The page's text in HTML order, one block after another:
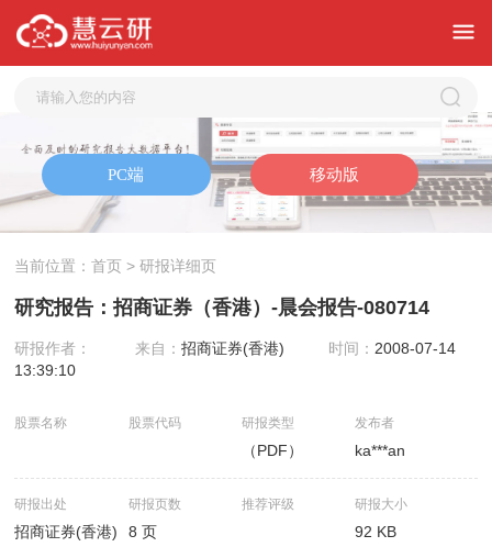
当前位置：首页 > 研报详细页
研究报告：招商证券（香港）-晨会报告-080714
研报作者： 来自：招商证券(香港) 时间： 2008-07-14
13:39:10
股票名称 股票代码 研报类型
（PDF）
发布者
ka***an
研报出处
招商证券(香港)
研报页数
8 页
推荐评级 研报大小
92 KB